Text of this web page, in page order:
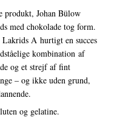
Johan Bülow
med chokolade tog form.
A hurtigt en succes
kombination af
og et strejf af fint
– og ikke uden grund,
og gelatine.